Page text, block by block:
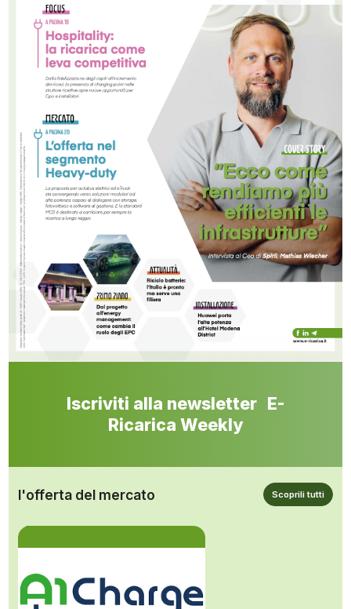
Iscriviti alla newsletter E-
Ricarica Weekly
l'offerta del mercato Scoprili tutti